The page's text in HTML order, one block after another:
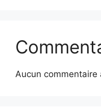
Aucun commentaire